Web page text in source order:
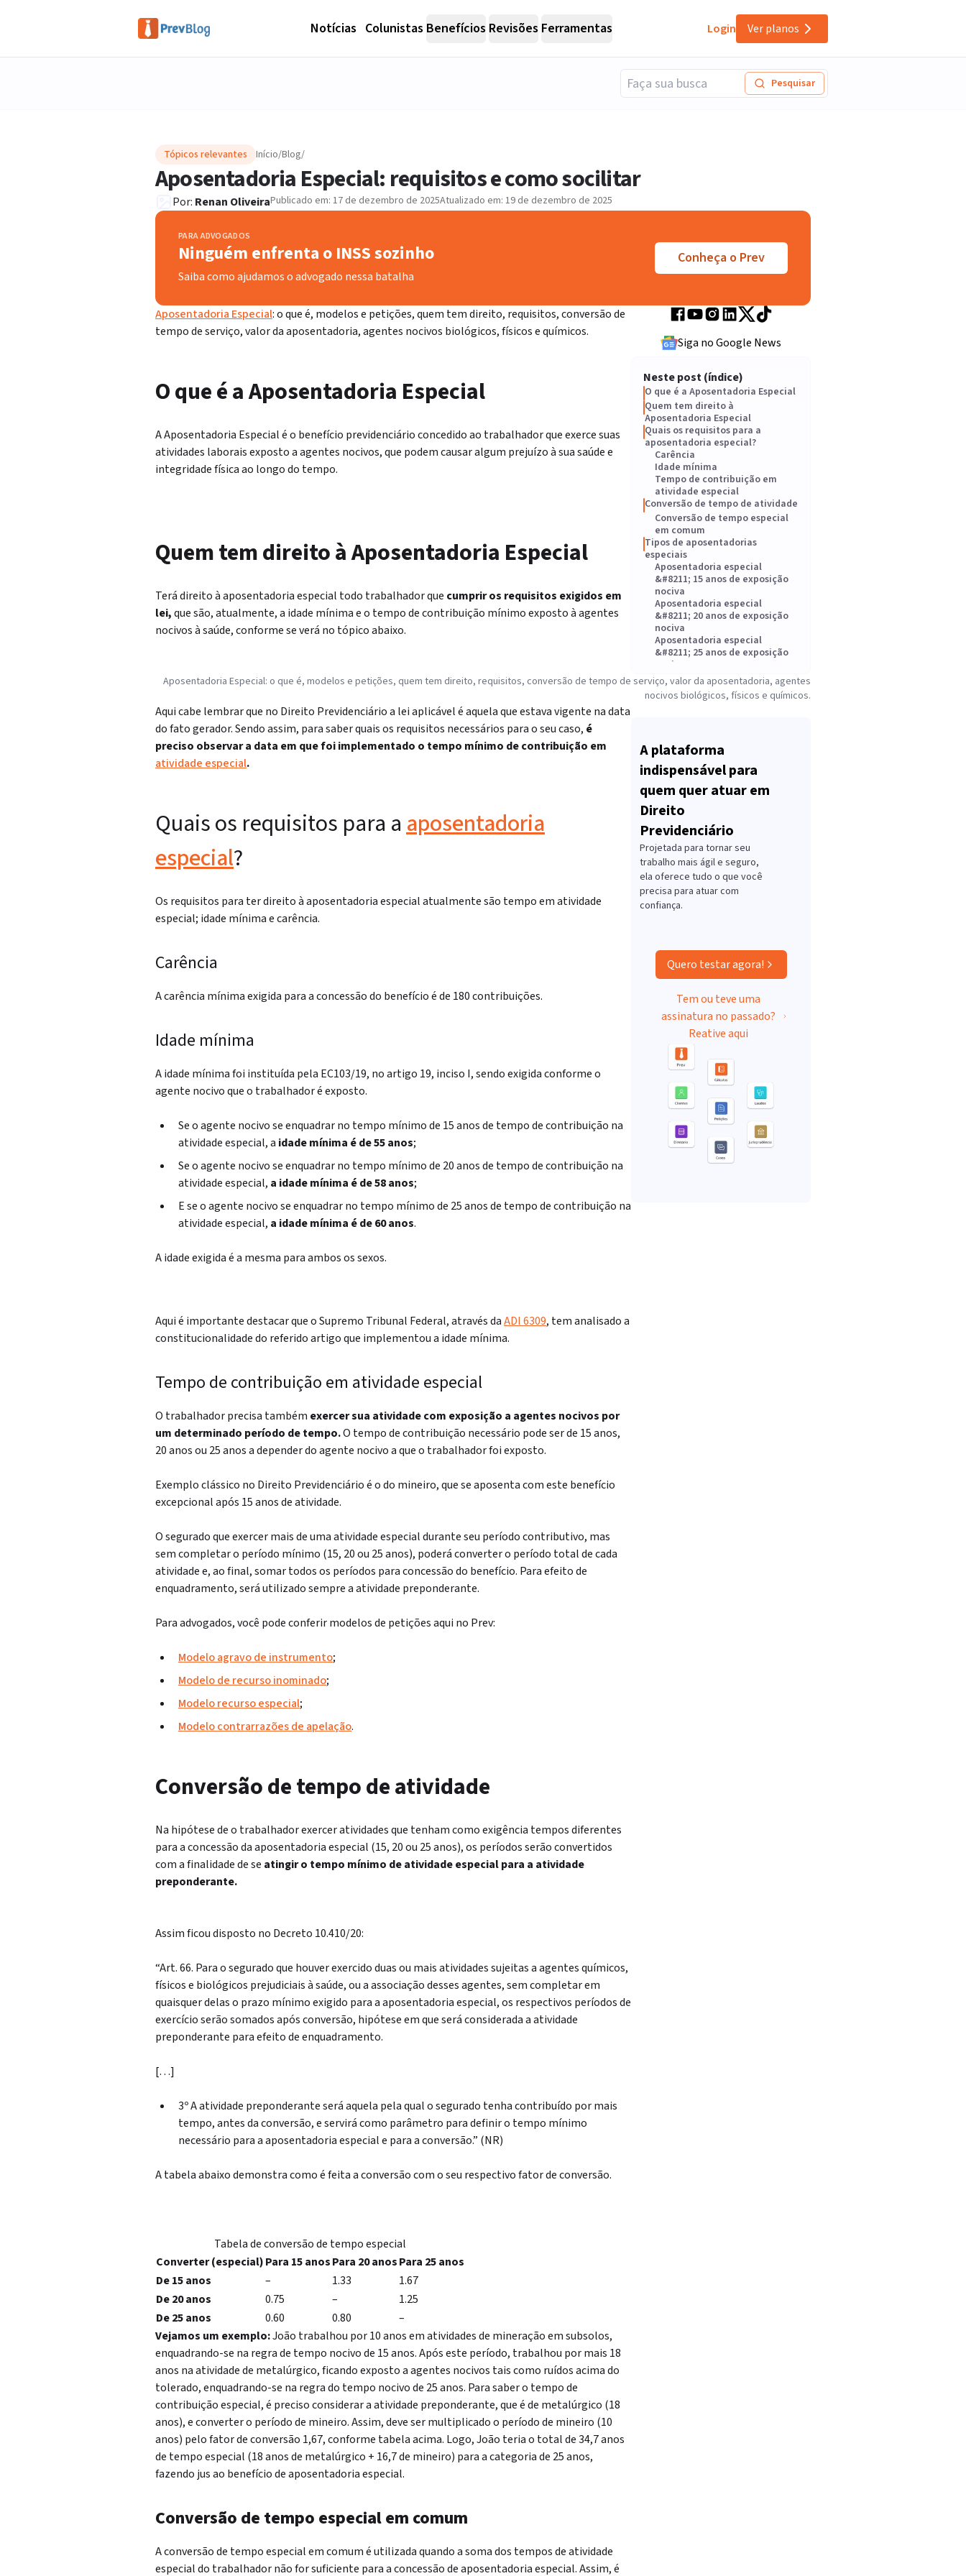
Notícias Colunistas Benefícios Revisões Ferramentas Login Ver planos
Pesquisar
Tópicos relevantes Início/Blog/
Aposentadoria Especial: requisitos e como socilitar
Por: Renan OliveiraPublicado em: 17 de dezembro de 2025Atualizado em: 19 de dezembro de 2025
PARA ADVOGADOS
Ninguém enfrenta o INSS sozinho
Saiba como ajudamos o advogado nessa batalha
Conheça o Prev
Aposentadoria Especial: o que é, modelos e petições, quem tem direito, requisitos, conversão de
tempo de serviço, valor da aposentadoria, agentes nocivos biológicos, físicos e químicos.
O que é a Aposentadoria Especial
A Aposentadoria Especial é o benefício previdenciário concedido ao trabalhador que exerce suas
atividades laborais exposto a agentes nocivos, que podem causar algum prejuízo à sua saúde e
integridade física ao longo do tempo.
Quem tem direito à Aposentadoria Especial
Terá direito à aposentadoria especial todo trabalhador que cumprir os requisitos exigidos em
lei,que são, atualmente, a idade mínima e o tempo de contribuição mínimo exposto à agentes
nocivos à saúde, conforme se verá no tópico abaixo.
Siga no Google News
Neste post (índice)
O que é a Aposentadoria Especial
Quem tem direito à
Aposentadoria Especial
Quais os requisitos para a
aposentadoria especial?
Carência
Idade mínima
Tempo de contribuição em
atividade especial
Conversão de tempo de atividade
Conversão de tempo especial
em comum
Tipos de aposentadorias
especiais
Aposentadoria especial
&#8211; 15 anos de exposição
nociva
Aposentadoria especial
&#8211; 20 anos de exposição
nociva
Aposentadoria especial
&#8211; 25 anos de exposição
nociva
Quais profissões têm direito a
aposentadoria especial?
Valor da Aposentadoria Especial
Regra de transição
Regra permanente
Confira também:
Aposentadoria Especial: o que é, modelos e petições, quem tem direito, requisitos, conversão de tempo de serviço, valor da aposentadoria, agentes
nocivos biológicos, físicos e químicos.
Aqui cabe lembrar que no Direito Previdenciário a lei aplicável é aquela que estava vigente na data
do fato gerador.Sendo assim, para saber quais os requisitos necessários para o seu caso, é
preciso observar a data em que foi implementado o tempo mínimo de contribuição em
atividade especial.
Quais os requisitos para aaposentadoria
especial?
Os requisitos para ter direito à aposentadoria especial atualmente são tempo em atividade
especial; idade mínima e carência.
Carência
A carência mínima exigida para a concessão do benefício é de 180 contribuições.
Idade mínima
A idade mínima foi instituída pela EC103/19, no artigo 19, inciso I, sendo exigida conforme o
agente nocivo que o trabalhador é exposto.
Se o agente nocivo se enquadrar no tempo mínimo de 15 anos de tempo de contribuição na
atividade especial, a idade mínima é de 55 anos;
Se o agente nocivo se enquadrar no tempo mínimo de 20 anos de tempo de contribuição na
atividade especial, a idade mínima é de 58 anos;
E se o agente nocivo se enquadrar no tempo mínimo de 25 anos de tempo de contribuição na
atividade especial, a idade mínima é de 60 anos.
A idade exigida é a mesma para ambos os sexos.
Aqui é importante destacar que o Supremo Tribunal Federal, através daADI 6309, tem analisado a
constitucionalidade do referido artigo que implementou a idade mínima.
Tempo de contribuição em atividade especial
O trabalhador precisa também exercer sua atividade com exposição a agentes nocivos por
um determinado período de tempo.O tempo de contribuição necessário pode ser de 15 anos,
20 anos ou 25 anos a depender do agente nocivo a que o trabalhador foi exposto.
Exemplo clássico no Direito Previdenciário é o do mineiro, que se aposenta com este benefício
excepcional após 15 anos de atividade.
O segurado que exercer mais de uma atividade especial durante seu período contributivo, mas
sem completar o período mínimo (15, 20 ou 25 anos), poderá converter o período total de cada
atividade e, ao final, somar todos os períodos para concessão do benefício. Para efeito de
enquadramento,será utilizado sempre a atividade preponderante.
Para advogados, você pode conferir modelos de petições aqui no Prev:
Modelo agravo de instrumento;
Modelo de recurso inominado;
Modelo recurso especial;
Modelo contrarrazões de apelação.
Conversão de tempo de atividade
Na hipótese de o trabalhador exercer atividades que tenham como exigência tempos diferentes
para a concessão da aposentadoria especial (15, 20 ou 25 anos), os períodos serão convertidos
com a finalidade de se atingir o tempo mínimo de atividade especial para a atividade
preponderante.
Assim ficou disposto no Decreto 10.410/20:
“Art. 66. Para o segurado que houver exercido duas ou mais atividades sujeitas a agentes químicos,
físicos e biológicos prejudiciais à saúde, ou a associação desses agentes, sem completar em
quaisquer delas o prazo mínimo exigido para a aposentadoria especial, os respectivos períodos de
exercício serão somados após conversão, hipótese em que será considerada a atividade
preponderante para efeito de enquadramento.
[…]
3º A atividade preponderante será aquela pela qual o segurado tenha contribuído por mais
tempo, antes da conversão, e servirá como parâmetro para definir o tempo mínimo
necessário para a aposentadoria especial e para a conversão.” (NR)
A tabela abaixo demonstra como é feita a conversão com o seu respectivo fator de conversão.
Tabela de conversão de tempo especial
Converter (especial)Para 15 anosPara 20 anosPara 25 anos
De 15 anos
– 1.33
1.67
De 20 anos
0.75 –
1.25
De 25 anos
0.60 0.80
–
Vejamos um exemplo:João trabalhou por 10 anos em atividades de mineração em subsolos,
enquadrando-se na regra de tempo nocivo de 15 anos. Após este período, trabalhou por mais 18
anos na atividade de metalúrgico, ficando exposto a agentes nocivos tais como ruídos acima do
tolerado, enquadrando-se na regra do tempo nocivo de 25 anos. Para sabero tempode
contribuição especial, é preciso considerar a atividade preponderante, que é de metalúrgico (18
anos), e converter o período de mineiro. Assim, deve ser multiplicado o período de mineiro (10
anos) pelo fator de conversão 1,67, conforme tabela acima. Logo, João teria o total de 34,7 anos
de tempo especial (18 anos de metalúrgico + 16,7 de mineiro) para a categoria de 25 anos,
fazendo jus ao benefício de aposentadoria especial.
Conversão de tempo especial em comum
A conversão de tempo especial em comum é utilizada quando a soma dos tempos de atividade
especial do trabalhador não for suficiente para a concessão de aposentadoria especial.Assim, é
A plataforma
indispensável para
quem quer atuar em
Direito
Previdenciário
Projetada para tornar seu
trabalho mais ágil e seguro,
ela oferece tudo o que você
precisa para atuar com
confiança.
Quero testar agora!
Tem ou teve uma
assinatura no passado?
Reative aqui